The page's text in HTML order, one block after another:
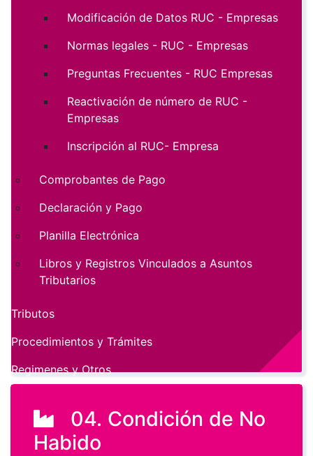
04. Condición de No
Habido
Modificación de Datos RUC - Empresas
Normas legales - RUC - Empresas
Preguntas Frecuentes - RUC Empresas
Reactivación de número de RUC -
Empresas
Inscripción al RUC- Empresa
Comprobantes de Pago
Declaración y Pago
Planilla Electrónica
Libros y Registros Vinculados a Asuntos
Tributarios
Tributos
Procedimientos y Trámites
Regimenes y Otros